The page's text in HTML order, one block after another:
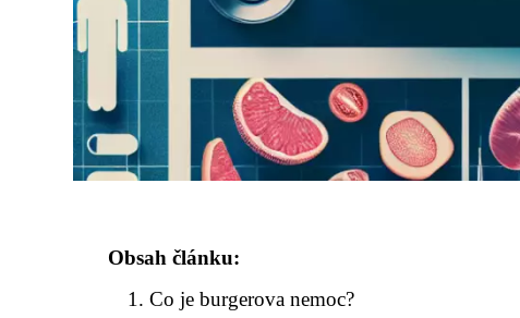
Obsah článku:
Co je burgerova nemoc?